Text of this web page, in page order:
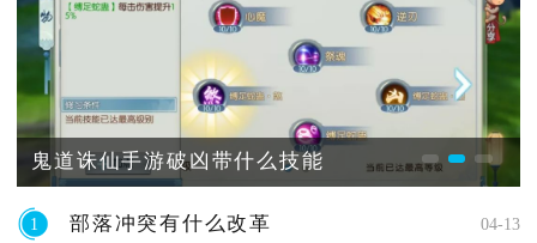
鬼道诛仙手游破凶带什么技能
1 部落冲突有什么改革 04-13